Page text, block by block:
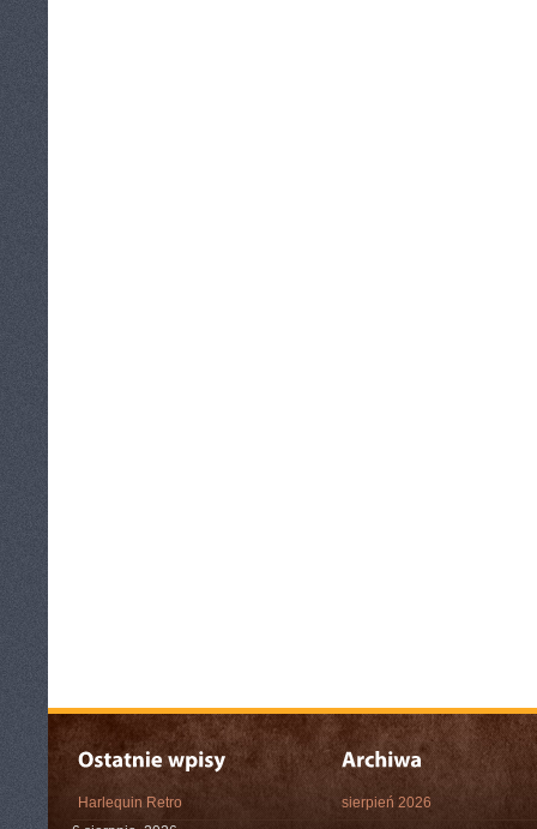
Harlequin Retro
sierpień 2026